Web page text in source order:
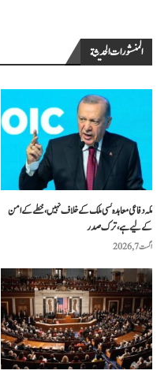
المنشورات الحديثة
مکہ دفاعی معاہدہ کسی ملک کے خلاف نہیں، خطے کے امن
کے لیے ہے، ترک صدر
اگست 7, 2026